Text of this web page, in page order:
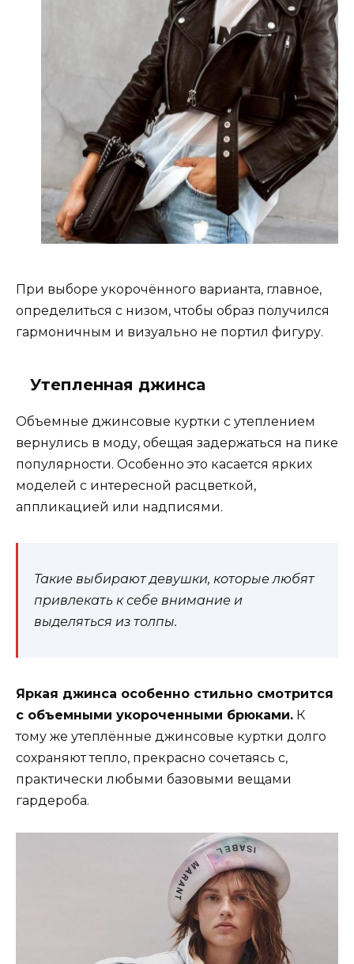
При выборе укорочённого варианта, главное,
определиться с низом, чтобы образ получился
гармоничным и визуально не портил фигуру.
Утепленная джинса
Объемные джинсовые куртки с утеплением
вернулись в моду, обещая задержаться на пике
популярности. Особенно это касается ярких
моделей с интересной расцветкой,
аппликацией или надписями.
Такие выбирают девушки, которые любят
привлекать к себе внимание и
выделяться из толпы.
Яркая джинса особенно стильно смотрится
с объемными укороченными брюками. К
тому же утеплённые джинсовые куртки долго
сохраняют тепло, прекрасно сочетаясь с,
практически любыми базовыми вещами
гардероба.